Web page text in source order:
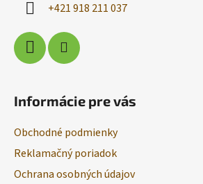
+421 918 211 037
Informácie pre vás
Obchodné podmienky
Reklamačný poriadok
Ochrana osobných údajov